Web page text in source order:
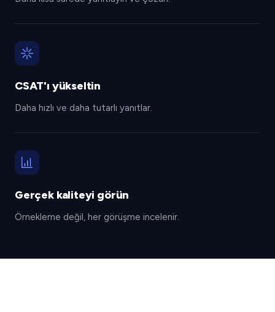
CSAT'ı yükseltin
Daha hızlı ve daha tutarlı yanıtlar.
Gerçek kaliteyi görün
Örnekleme değil, her görüşme incelenir.